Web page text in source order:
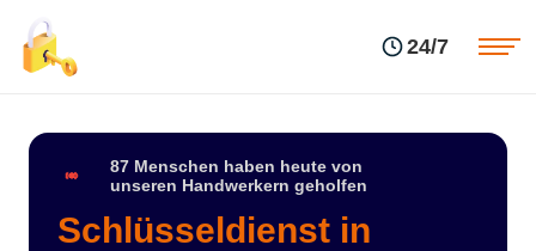
24/7
87 Menschen haben heute von
unseren Handwerkern geholfen
Schlüsseldienst in